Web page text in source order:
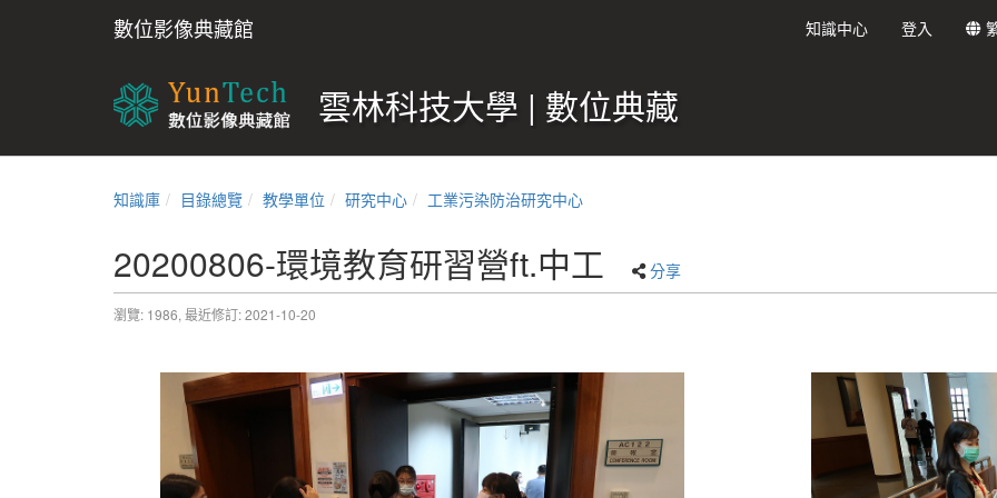
數位影像典藏館 知識中心 登入
雲林科技大學 | 數位典藏
知識庫 目錄總覽 教學單位 研究中心 工業污染防治研究中心
20200806-環境教育研習營ft.中工 分享
瀏覽: 1986, 最近修訂: 2021-10-20